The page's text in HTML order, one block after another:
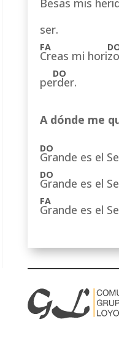
Besas mis
ser.
Creas mi hori
perder.
A dónde me
Grande es el
Grande es el
Grande es el